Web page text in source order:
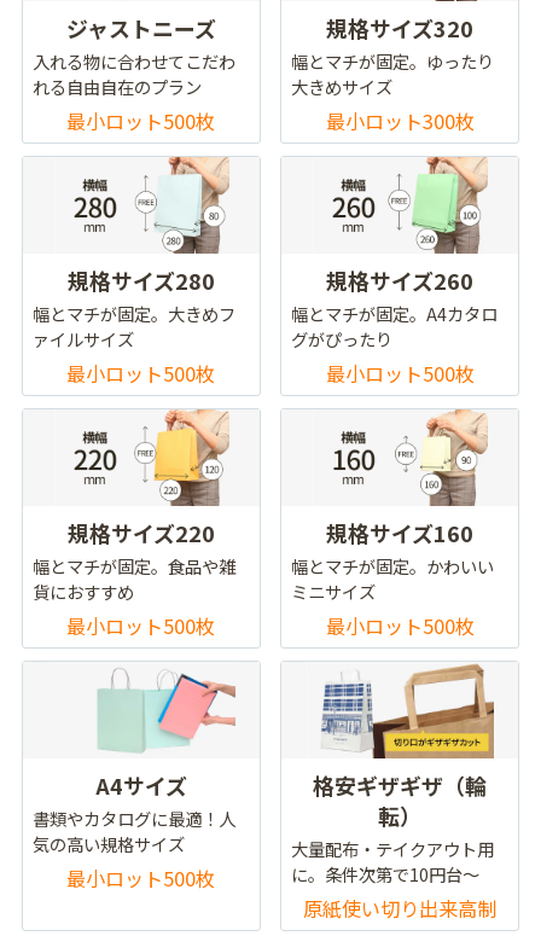
ジャストニーズ
入れる物に合わせてこだわ
れる自由自在のプラン
最小ロット500枚
規格サイズ320
幅とマチが固定。ゆったり
大きめサイズ
最小ロット300枚
規格サイズ280
幅とマチが固定。大きめフ
ァイルサイズ
最小ロット500枚
規格サイズ260
幅とマチが固定。A4カタロ
グがぴったり
最小ロット500枚
規格サイズ220
幅とマチが固定。食品や雑
貨におすすめ
最小ロット500枚
規格サイズ160
幅とマチが固定。かわいい
ミニサイズ
最小ロット500枚
A4サイズ
書類やカタログに最適！人
気の高い規格サイズ
最小ロット500枚
格安ギザギザ（輪
転）
大量配布・テイクアウト用
に。条件次第で10円台～
原紙使い切り出来高制